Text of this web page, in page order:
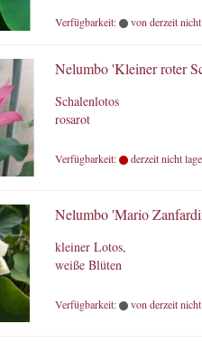
Verfügbarkeit: von derzeit
Nelumbo 'Kleiner roter
Schalenlotos
rosarot
Verfügbarkeit: derzeit nicht
Nelumbo 'Mario
kleiner Lotos,
weiße Blüten
Verfügbarkeit: von derzeit